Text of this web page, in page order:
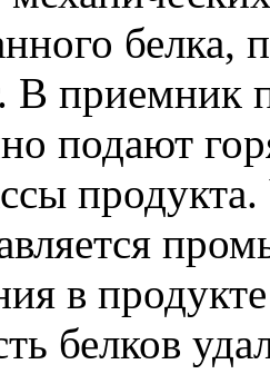
белка,
В приемник
подают
в
белков